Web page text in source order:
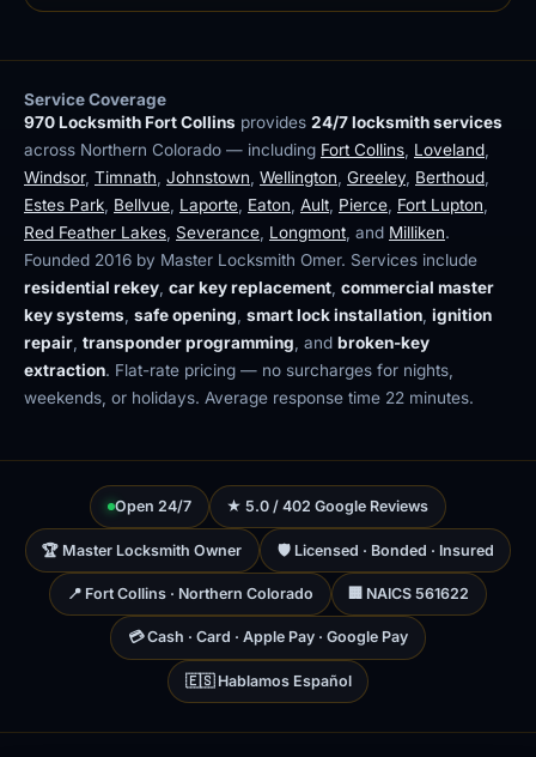
Service Coverage
970 Locksmith Fort Collins provides 24/7 locksmith services
across Northern Colorado — including Fort Collins Loveland
Windsor, Timnath Johnstown Wellington Greeley Berthoud
Estes Park Bellvue Laporte Eaton Ault Pierce Fort Lupton
Red Feather Lakes Severance Longmont , and Milliken.
Founded 2016 by Master Locksmith Omer. Services include
residential rekey car key replacement commercial master
key systems safe opening smart lock installation ignition
repair transponder programming , and broken-key
extraction. Flat-rate pricing — no surcharges for nights,
weekends, or holidays. Average response time 22 minutes.
Open 24/7 ★ 5.0 / 402 Google Reviews
🏆 Master Locksmith Owner 🛡 Licensed · Bonded · Insured
📍 Fort Collins · Northern Colorado 🏢 NAICS 561622
💳 Cash · Card · Apple Pay · Google Pay
🇪🇸 Hablamos Español